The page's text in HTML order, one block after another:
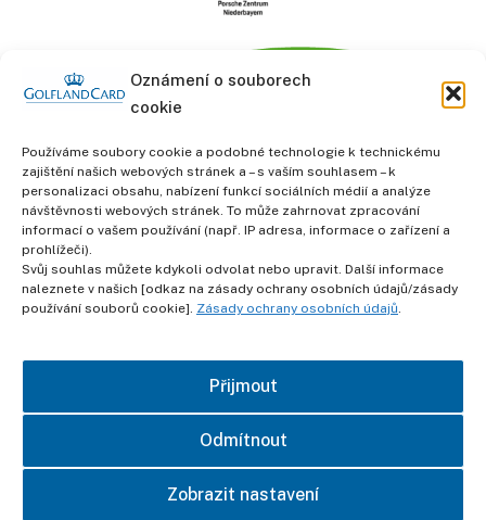
Oznámení o souborech
cookie
Používáme soubory cookie a podobné technologie k technickému
zajištění našich webových stránek a – s vaším souhlasem – k
personalizaci obsahu, nabízení funkcí sociálních médií a analýze
návštěvnosti webových stránek. To může zahrnovat zpracování
informací o vašem používání (např. IP adresa, informace o zařízení a
prohlížeči).
Svůj souhlas můžete kdykoli odvolat nebo upravit. Další informace
naleznete v našich [odkaz na zásady ochrany osobních údajů/zásady
používání souborů cookie]. Zásady ochrany osobních údajů.
Přijmout
Odmítnout
Zobrazit nastavení
informace
Obchodní podmínky
Ochrana osobních údajů